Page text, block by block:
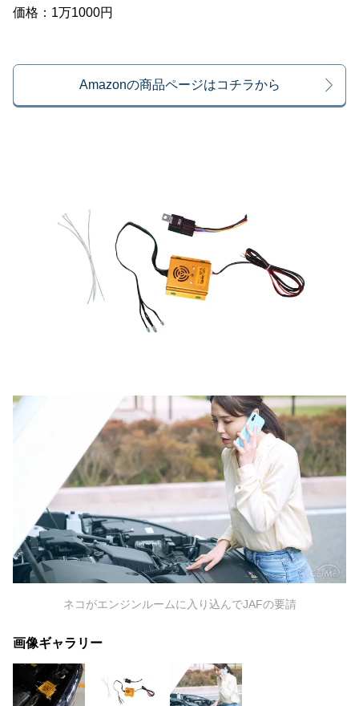
価格：1万1000円
Amazonの商品ページはコチラから
ネコがエンジンルームに入り込んでJAFの要請
画像ギャラリー